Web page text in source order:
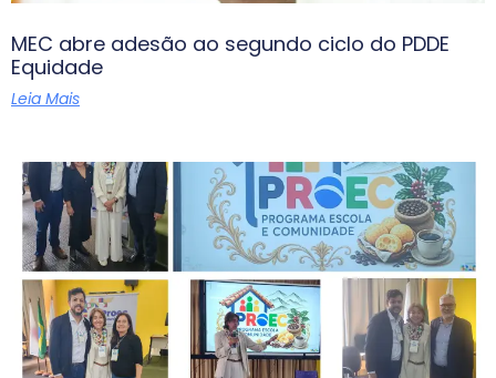
MEC abre adesão ao segundo ciclo do PDDE
Equidade
Leia Mais